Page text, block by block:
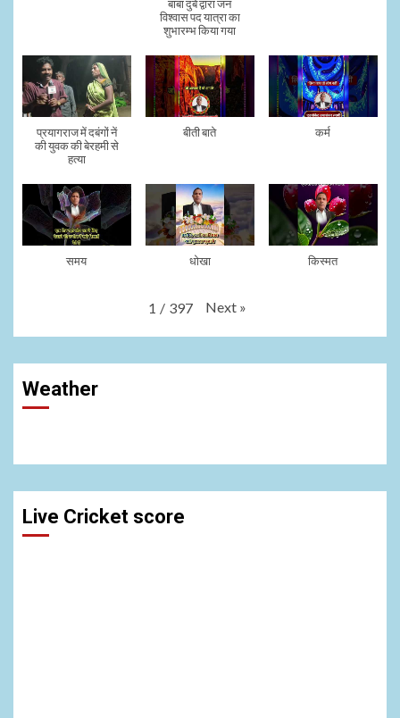
बाबा दुबे द्वारा जन
विश्वास पद यात्रा का
शुभारम्भ किया गया
प्रयागराज में दबंगों नें
की युवक की बेरहमी से
हत्या
बीती बाते कर्म
समय धोखा किस्मत
1 / 397 Next »
Weather
Live Cricket score